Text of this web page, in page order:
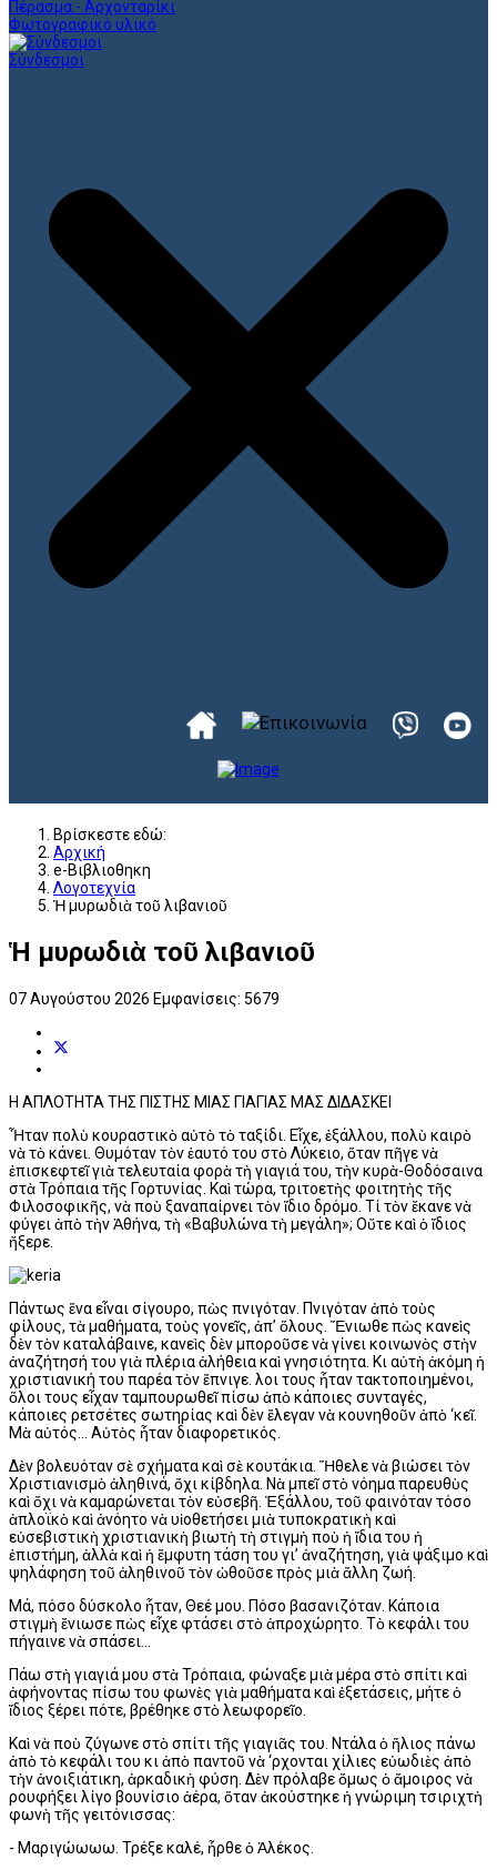
Πέρασμα - Αρχονταρίκι
Φωτογραφικό υλικό
Σύνδεσμοι
Βρίσκεστε εδώ:
Αρχική
e-Βιβλιοθηκη
Λογοτεχνία
Ἡ μυρωδιὰ τοῦ λιβανιοῦ
Ἡ μυρωδιὰ τοῦ λιβανιοῦ
07 Αυγούστου 2026 Εμφανίσεις: 5679
Η ΑΠΛΟΤΗΤΑ ΤΗΣ ΠΙΣΤΗΣ ΜΙΑΣ ΓΙΑΓΙΑΣ ΜΑΣ ΔΙΔΑΣΚΕΙ
Ἦταν πολὺ κουραστικὸ αὐτὸ τὸ ταξίδι. Εἶχε, ἐξάλλου, πολὺ καιρὸ
νὰ τὸ κάνει. Θυμόταν τὸν ἑαυτό του στὸ Λύκειο, ὅταν πῆγε νὰ
ἐπισκεφτεῖ γιὰ τελευταία φορὰ τὴ γιαγιά του, τὴν κυρὰ-Θοδόσαινα
στὰ Τρόπαια τῆς Γορτυνίας. Καὶ τώρα, τριτοετὴς φοιτητὴς τῆς
Φιλοσοφικῆς, νὰ ποὺ ξαναπαίρνει τὸν ἴδιο δρόμο. Τί τὸν ἔκανε νὰ
φύγει ἀπὸ τὴν Ἀθήνα, τὴ «Βαβυλώνα τὴ μεγάλη»; Οὔτε καὶ ὁ ἴδιος
ἤξερε.
Πάντως ἕνα εἶναι σίγουρο, πὼς πνιγόταν. Πνιγόταν ἀπὸ τοὺς
φίλους, τὰ μαθήματα, τοὺς γονεῖς, ἀπ’ ὅλους. Ἔνιωθε πὼς κανεὶς
δὲν τὸν καταλάβαινε, κανεὶς δὲν μποροῦσε νὰ γίνει κοινωνὸς στὴν
ἀναζήτησή του γιὰ πλέρια ἀλήθεια καὶ γνησιότητα. Κι αὐτὴ ἀκόμη ἡ
χριστιανική του παρέα τὸν ἔπνιγε. Ὅλοι τους ἦταν τακτοποιημένοι,
ὅλοι τους εἶχαν ταμπουρωθεῖ πίσω ἀπὸ κάποιες συνταγές,
κάποιες ρετσέτες σωτηρίας καὶ δὲν ἔλεγαν νὰ κουνηθοῦν ἀπὸ ‘κεῖ.
Μὰ αὐτός... Αὐτὸς ἦταν διαφορετικός.
Δὲν βολευόταν σὲ σχήματα καὶ σὲ κουτάκια. Ἤθελε νὰ βιώσει τὸν
Χριστιανισμὸ ἀληθινά, ὄχι κίβδηλα. Νὰ μπεῖ στὸ νόημα παρευθὺς
καὶ ὄχι νὰ καμαρώνεται τὸν εὐσεβῆ. Ἐξάλλου, τοῦ φαινόταν τόσο
ἁπλοϊκὸ καὶ ἀνόητο νὰ υἱοθετήσει μιὰ τυποκρατικὴ καὶ
εὐσεβιστικὴ χριστιανικὴ βιωτὴ τὴ στιγμὴ ποὺ ἡ ἴδια του ἡ
ἐπιστήμη, ἀλλὰ καὶ ἡ ἔμφυτη τάση του γι’ ἀναζήτηση, γιὰ ψάξιμο καὶ
ψηλάφηση τοῦ ἀληθινοῦ τὸν ὠθοῦσε πρὸς μιὰ ἄλλη ζωή.
Μά, πόσο δύσκολο ἦταν, Θεέ μου. Πόσο βασανιζόταν. Κάποια
στιγμὴ ἔνιωσε πὼς εἶχε φτάσει στὸ ἀπροχώρητο. Τὸ κεφάλι του
πήγαινε νὰ σπάσει...
Πάω στὴ γιαγιά μου στὰ Τρόπαια, φώναξε μιὰ μέρα στὸ σπίτι καὶ
ἀφήνοντας πίσω του φωνὲς γιὰ μαθήματα καὶ ἐξετάσεις, μήτε ὁ
ἴδιος ξέρει πότε, βρέθηκε στὸ λεωφορεῖο.
Καὶ νὰ ποὺ ζύγωνε στὸ σπίτι τῆς γιαγιᾶς του. Ντάλα ὁ ἥλιος πάνω
ἀπὸ τὸ κεφάλι του κι ἀπὸ παντοῦ νὰ ‘ρχονται χίλιες εὐωδιὲς ἀπὸ
τὴν ἀνοιξιάτικη, ἀρκαδικὴ φύση. Δὲν πρόλαβε ὅμως ὁ ἄμοιρος νὰ
ρουφήξει λίγο βουνίσιο ἀέρα, ὅταν ἀκούστηκε ἡ γνώριμη τσιριχτὴ
φωνὴ τῆς γειτόνισσας:
- Μαριγώωωω. Τρέξε καλέ, ἦρθε ὁ Ἀλέκος.